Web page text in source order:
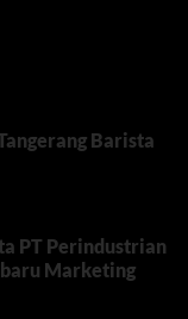
Barista
PT Perindustrian
Marketing